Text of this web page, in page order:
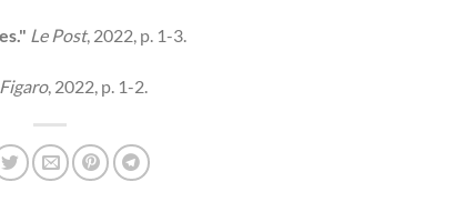
Le Post, 2022, p. 1-3.
, 2022, p. 1-2.